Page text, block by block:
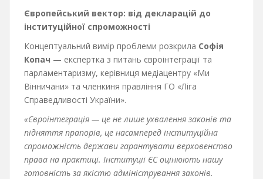
Європейський вектор: від декларацій до
інституційної спроможності
Концептуальний вимір проблеми розкрила Софія
Копач — експертка з питань євроінтеграції та
парламентаризму, керівниця медіацентру «Ми
Вінничани» та членкиня правління ГО «Ліга
Справедливості України».
«Євроінтеграція — це не лише ухвалення законів та
підняття прапорів, це насамперед інституційна
спроможність держави гарантувати верховенство
права на практиці. Інституції ЄС оцінюють нашу
готовність за якістю адміністрування законів.